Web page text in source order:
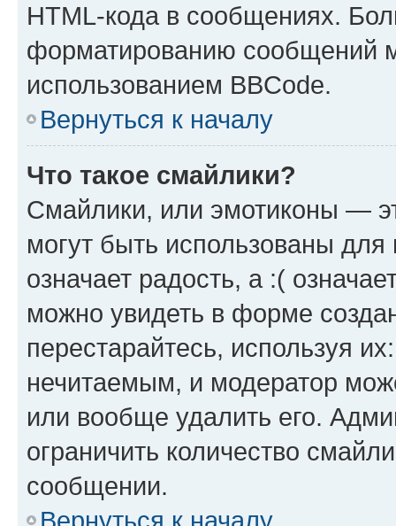
HTML-кода в сообщениях.
форматированию сообщений
использованием BBCode.
Вернуться к началу
Что такое смайлики?
Смайлики, или эмотиконы —
могут быть использованы
означает радость, а :(
можно увидеть в форме
перестарайтесь, используя
нечитаемым, и модератор
или вообще удалить его.
ограничить количество
сообщении.